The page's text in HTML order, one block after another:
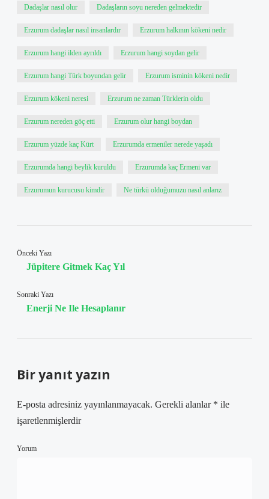
Dadaşlar nasıl olur Dadaşların soyu nereden gelmektedir
Erzurum dadaşlar nasıl insanlardır Erzurum halkının kökeni nedir
Erzurum hangi ilden ayrıldı Erzurum hangi soydan gelir
Erzurum hangi Türk boyundan gelir Erzurum isminin kökeni nedir
Erzurum kökeni neresi Erzurum ne zaman Türklerin oldu
Erzurum nereden göç etti Erzurum olur hangi boydan
Erzurum yüzde kaç Kürt Erzurumda ermeniler nerede yaşadı
Erzurumda hangi beylik kuruldu Erzurumda kaç Ermeni var
Erzurumun kurucusu kimdir Ne türkü olduğumuzu nasıl anlarız
Önceki Yazı
Jüpitere Gitmek Kaç Yıl
Sonraki Yazı
Enerji Ne Ile Hesaplanır
Bir yanıt yazın
E-posta adresiniz yayınlanmayacak. Gerekli alanlar * ile
işaretlenmişlerdir
Yorum